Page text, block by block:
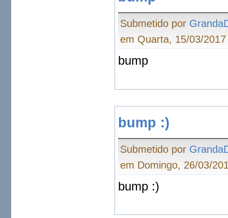
Submetido por
em Quarta, 15/03/
bump
bump :)
Submetido por
em Domingo, 26/03/
bump :)